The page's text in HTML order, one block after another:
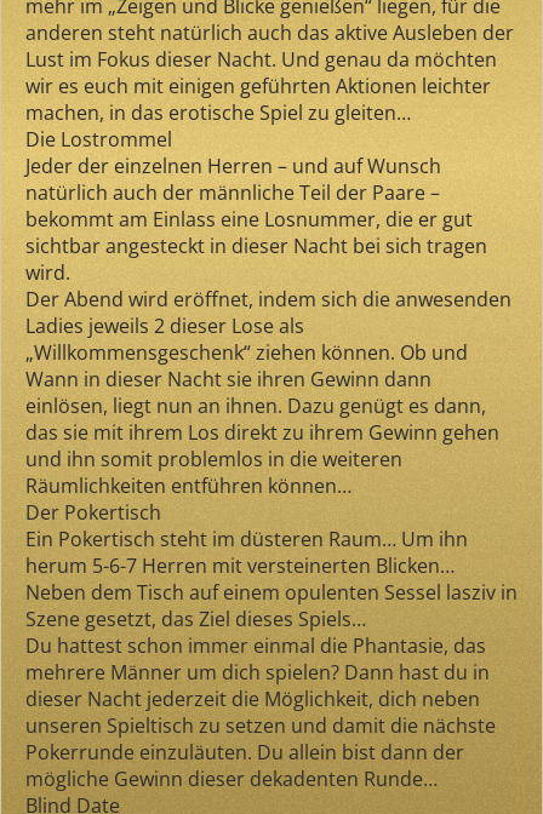
mehr im „Zeigen und Blicke genießen“ liegen, für die
anderen steht natürlich auch das aktive Ausleben der
Lust im Fokus dieser Nacht. Und genau da möchten
wir es euch mit einigen geführten Aktionen leichter
machen, in das erotische Spiel zu gleiten…
Die Lostrommel
Jeder der einzelnen Herren – und auf Wunsch
natürlich auch der männliche Teil der Paare –
bekommt am Einlass eine Losnummer, die er gut
sichtbar angesteckt in dieser Nacht bei sich tragen
wird.
Der Abend wird eröffnet, indem sich die anwesenden
Ladies jeweils 2 dieser Lose als
„Willkommensgeschenk“ ziehen können. Ob und
Wann in dieser Nacht sie ihren Gewinn dann
einlösen, liegt nun an ihnen. Dazu genügt es dann,
das sie mit ihrem Los direkt zu ihrem Gewinn gehen
und ihn somit problemlos in die weiteren
Räumlichkeiten entführen können…
Der Pokertisch
Ein Pokertisch steht im düsteren Raum… Um ihn
herum 5-6-7 Herren mit versteinerten Blicken…
Neben dem Tisch auf einem opulenten Sessel lasziv in
Szene gesetzt, das Ziel dieses Spiels…
Du hattest schon immer einmal die Phantasie, das
mehrere Männer um dich spielen? Dann hast du in
dieser Nacht jederzeit die Möglichkeit, dich neben
unseren Spieltisch zu setzen und damit die nächste
Pokerrunde einzuläuten. Du allein bist dann der
mögliche Gewinn dieser dekadenten Runde…
Blind Date